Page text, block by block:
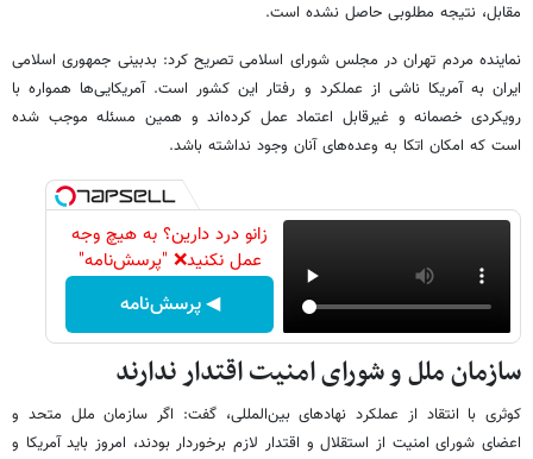
مقابل، نتیجه مطلوبی حاصل نشده است.
نماینده مردم تهران در مجلس شورای اسلامی تصریح کرد: بدبینی جمهوری اسلامی
ایران به آمریکا ناشی از عملکرد و رفتار این کشور است. آمریکایی‌ها همواره با
رویکردی خصمانه و غیرقابل اعتماد عمل کرده‌اند و همین مسئله موجب شده
است که امکان اتکا به وعده‌های آنان وجود نداشته باشد.
زانو درد دارین؟ به هیچ وجه
عمل نکنید❌ "پرسش‌نامه"
◀ پرسش‌نامه
سازمان ملل و شورای امنیت اقتدار ندارند
کوثری با انتقاد از عملکرد نهادهای بین‌المللی، گفت: اگر سازمان ملل متحد و
اعضای شورای امنیت از استقلال و اقتدار لازم برخوردار بودند، امروز باید آمریکا و